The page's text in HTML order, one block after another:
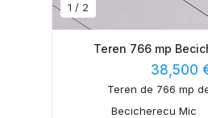
1 / 2
Teren 766 mp
38,500
Teren de 766 mp
Becicherecu Mic